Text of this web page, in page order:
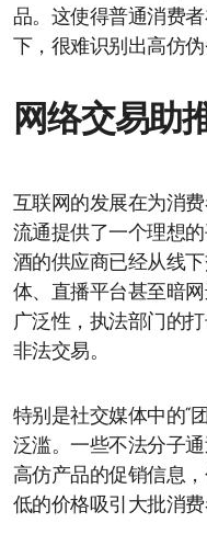
品。这使得普通消费
下，很难识别出高仿伪
网络交易助
互联网的发展在为消
流通提供了一个理想
酒的供应商已经从线
体、直播平台甚至暗
广泛性，执法部门的
非法交易。
特别是社交媒体中的“
泛滥。一些不法分子
高仿产品的促销信息，
低的价格吸引大批消费